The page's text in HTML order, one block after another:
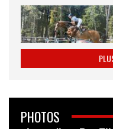
PHOTOS